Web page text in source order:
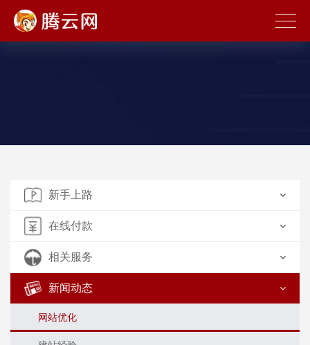
新手上路
在线付款
相关服务
新闻动态
网站优化